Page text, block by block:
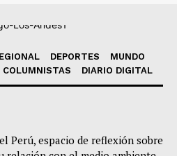
DEPORTES
MUNDO
COLUMNISTAS DIARIO DIGITAL
Perú, espacio de reflexión sobre